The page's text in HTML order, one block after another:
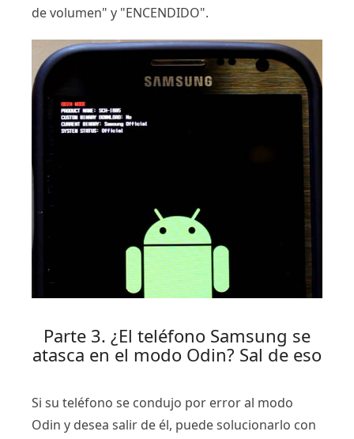
de volumen" y "ENCENDIDO".
Parte 3. ¿El teléfono Samsung se
atasca en el modo Odin? Sal de eso
Si su teléfono se condujo por error al modo
Odin y desea salir de él, puede solucionarlo con